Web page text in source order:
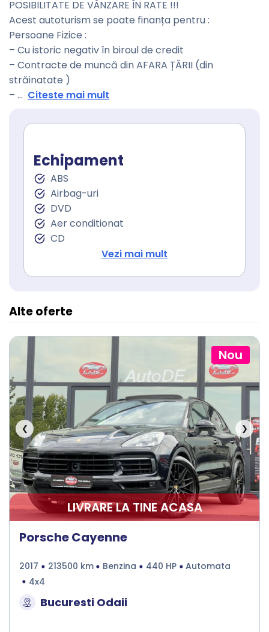
POSIBILITATE DE VÂNZARE ÎN RATE !!!
Acest autoturism se poate finanța pentru :
Persoane Fizice :
– Cu istoric negativ în biroul de credit
– Contracte de muncă din AFARA ȚĂRII (din
străinatate )
– ... Citeste mai mult
Echipament
ABS
Airbag-uri
DVD
Aer conditionat
CD
Carlig remorca
Radio
Vezi mai mult
Alte oferte
Nou
❮ ❯
LIVRARE LA TINE ACASA
Porsche Cayenne
2017 213500 km Benzina 440 HP
Automata
4x4
Bucuresti Odaii